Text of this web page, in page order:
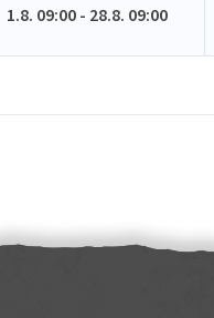
1.8. 09:00 - 28.8. 09:00